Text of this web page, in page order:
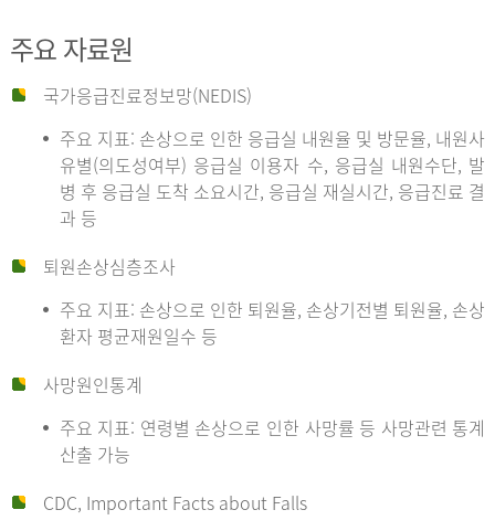
주요 자료원
국가응급진료정보망(NEDIS)
주요 지표: 손상으로 인한 응급실 내원율 및 방문율, 내원사
유별(의도성여부) 응급실 이용자 수, 응급실 내원수단, 발
병 후 응급실 도착 소요시간, 응급실 재실시간, 응급진료 결
과 등
퇴원손상심층조사
주요 지표: 손상으로 인한 퇴원율, 손상기전별 퇴원율, 손상
환자 평균재원일수 등
사망원인통계
주요 지표: 연령별 손상으로 인한 사망률 등 사망관련 통계
산출 가능
CDC, Important Facts about Falls